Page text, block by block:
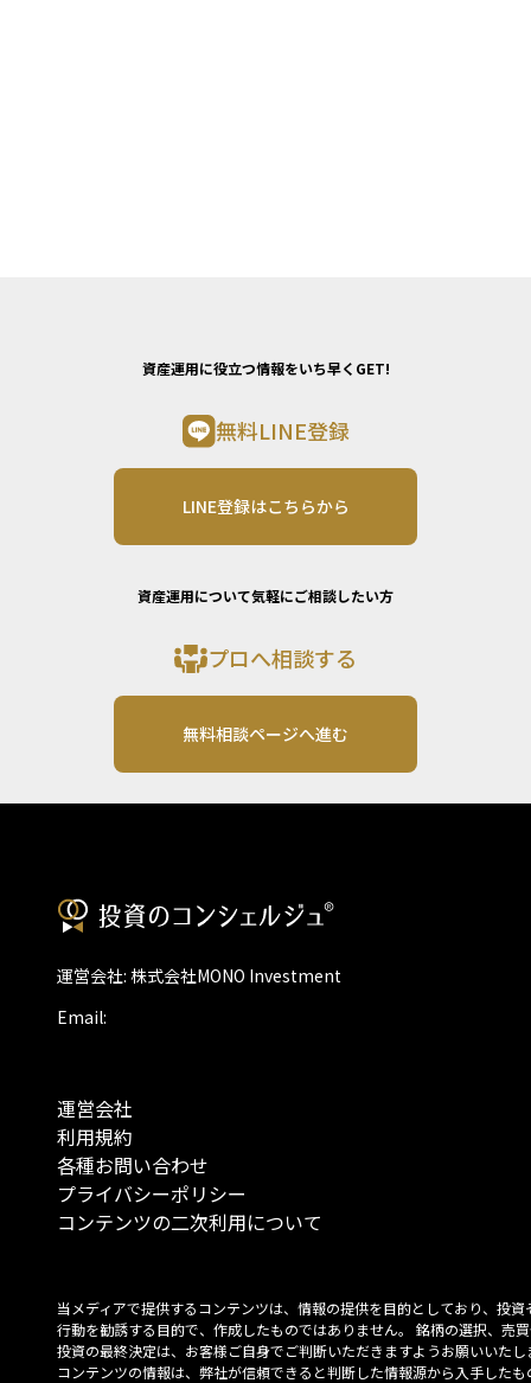
資産運用に役立つ情報をいち早くGET!
無料LINE登録
LINE登録はこちらから
資産運用について気軽にご相談したい方
プロへ相談する
無料相談ページへ進む
運営会社: 株式会社MONO Investment
Email:
運営会社
利用規約
各種お問い合わせ
プライバシーポリシー
コンテンツの二次利用について
当メディアで提供するコンテンツは、情報の提供を目的としており、投資
行動を勧誘する目的で、作成したものではありません。 銘柄の選択、売
投資の最終決定は、お客様ご自身でご判断いただきますようお願いいたし
コンテンツの情報は、弊社が信頼できると判断した情報源から入手したも